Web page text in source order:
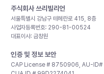
주식회사 쓰리빌리언
서울특별시 강남구 테헤란로 415, 8층
사업자등록번호: 290-81-00524
대표이사: 금창원
인증 및 정보 보안
CAP License # 8750906, AU-